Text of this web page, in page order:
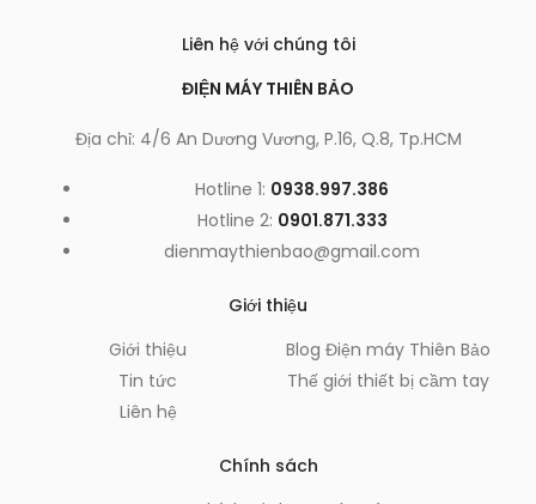
Liên hệ với chúng tôi
ĐIỆN MÁY THIÊN BẢO
Địa chỉ: 4/6 An Dương Vương, P.16, Q.8, Tp.HCM
Hotline 1: 0938.997.386
Hotline 2: 0901.871.333
dienmaythienbao@gmail.com
Giới thiệu
Giới thiệu
Tin tức
Liên hệ
Blog Điện máy Thiên Bảo
Thế giới thiết bị cầm tay
Chính sách